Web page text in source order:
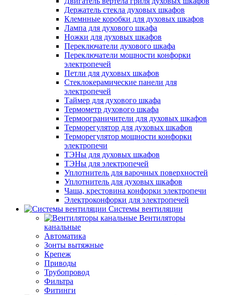
Держатель стекла духовых шкафов
Клемнные коробки для духовых шкафов
Лампа для духового шкафа
Ножки для духовых шкафов
Переключатели духового шкафа
Переключатели мощности конфорки
электропечей
Петли для духовых шкафов
Стеклокерамические панели для
электропечей
Таймер для духового шкафа
Термометр духового шкафа
Термоограничители для духовых шкафов
Терморегулятор для духовых шкафов
Терморегулятор мощности конфорки
электропечи
ТЭНы для духовых шкафов
ТЭНы для электропечей
Уплотнитель для варочных поверхностей
Уплотнитель для духовых шкафов
Чаша, крестовина конфорки электропечи
Электроконфорки для электропечей
Системы вентиляции
Вентиляторы
канальные
Автоматика
Зонты вытяжные
Крепеж
Приводы
Трубопровод
Фильтра
Фитинги